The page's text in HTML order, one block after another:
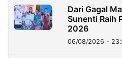
Dari Gagal
Sunenti Raih
2026
06/08/2026 -